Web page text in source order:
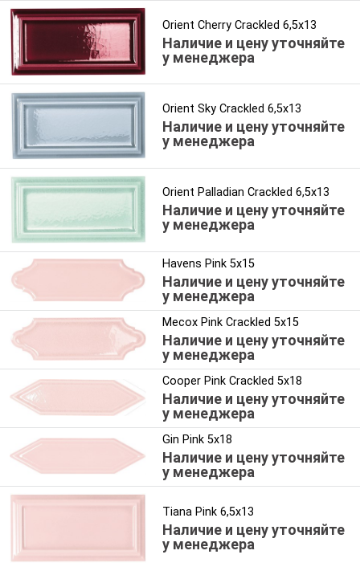
Orient Cherry Crackled 6,5x13
Наличие и цену уточняйте
у менеджера
Orient Sky Crackled 6,5x13
Наличие и цену уточняйте
у менеджера
Orient Palladian Crackled 6,5x13
Наличие и цену уточняйте
у менеджера
Havens Pink 5x15
Наличие и цену уточняйте
у менеджера
Mecox Pink Crackled 5x15
Наличие и цену уточняйте
у менеджера
Cooper Pink Crackled 5x18
Наличие и цену уточняйте
у менеджера
Gin Pink 5x18
Наличие и цену уточняйте
у менеджера
Tiana Pink 6,5x13
Наличие и цену уточняйте
у менеджера